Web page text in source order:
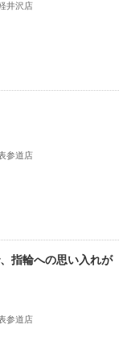
井沢店
参道店
指輪への思い入れが
参道店